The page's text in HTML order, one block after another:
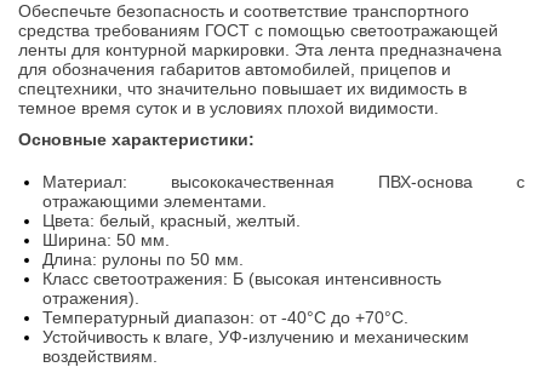
Обеспечьте безопасность и соответствие транспортного
средства требованиям ГОСТ с помощью светоотражающей
ленты для контурной маркировки. Эта лента предназначена
для обозначения габаритов автомобилей, прицепов и
спецтехники, что значительно повышает их видимость в
темное время суток и в условиях плохой видимости.
Основные характеристики:
Материал: высококачественная ПВХ-основа с
отражающими элементами.
Цвета: белый, красный, желтый.
Ширина: 50 мм.
Длина: рулоны по 50 мм.
Класс светоотражения: Б (высокая интенсивность
отражения).
Температурный диапазон: от -40°C до +70°C.
Устойчивость к влаге, УФ-излучению и механическим
воздействиям.